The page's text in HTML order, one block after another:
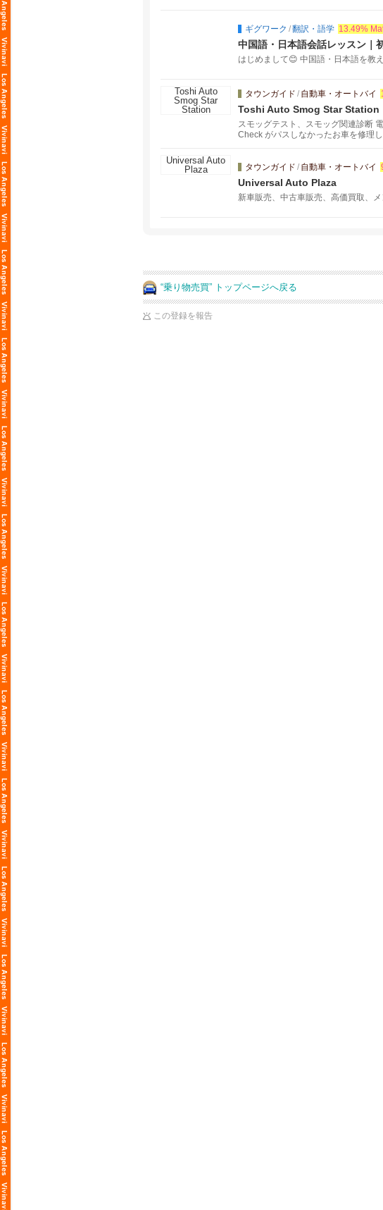
ギグワーク /翻訳・語学 13.49%
中国語・日本語会話レッスン｜
はじめまして😊 中国語・日本語を教
タウンガイド / 自動車・オートバイ
Toshi Auto Smog Star Station
スモッグテスト、スモッグ関連診断
Check がパスしなかったお車を修理
タウンガイド / 自動車・オートバイ
Universal Auto Plaza
新車販売、中古車販売、高価買取、
“乗り物売買” トップページへ戻る
この登録を報告